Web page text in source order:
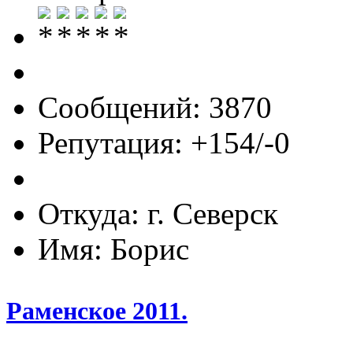
Сообщений: 3870
Репутация: +154/-0
Откуда: г. Северск
Имя: Борис
Раменское 2011.